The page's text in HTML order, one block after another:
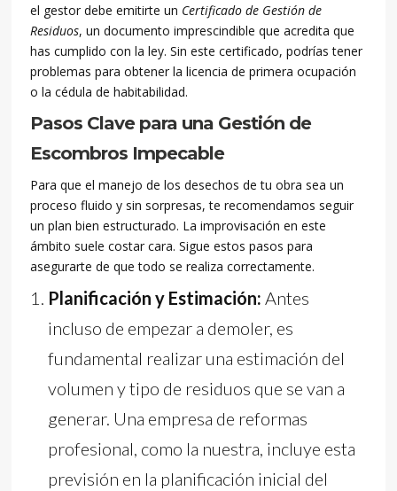
el gestor debe emitirte un Certificado de Gestión de
Residuos, un documento imprescindible que acredita que
has cumplido con la ley. Sin este certificado, podrías tener
problemas para obtener la licencia de primera ocupación
o la cédula de habitabilidad.
Pasos Clave para una Gestión de
Escombros Impecable
Para que el manejo de los desechos de tu obra sea un
proceso fluido y sin sorpresas, te recomendamos seguir
un plan bien estructurado. La improvisación en este
ámbito suele costar cara. Sigue estos pasos para
asegurarte de que todo se realiza correctamente.
Planificación y Estimación: Antes
incluso de empezar a demoler, es
fundamental realizar una estimación del
volumen y tipo de residuos que se van a
generar. Una empresa de reformas
profesional, como la nuestra, incluye esta
previsión en la planificación inicial del